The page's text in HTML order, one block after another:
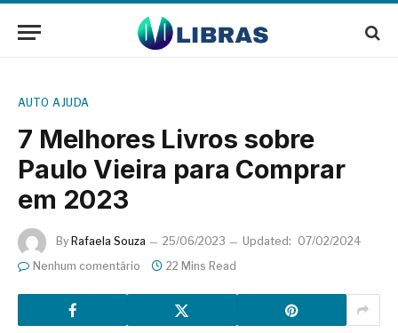
AUTO AJUDA
7 Melhores Livros sobre
Paulo Vieira para Comprar
em 2023
By Rafaela Souza 25/06/2023 Updated: 07/02/2024
Nenhum comentário
22 Mins Read